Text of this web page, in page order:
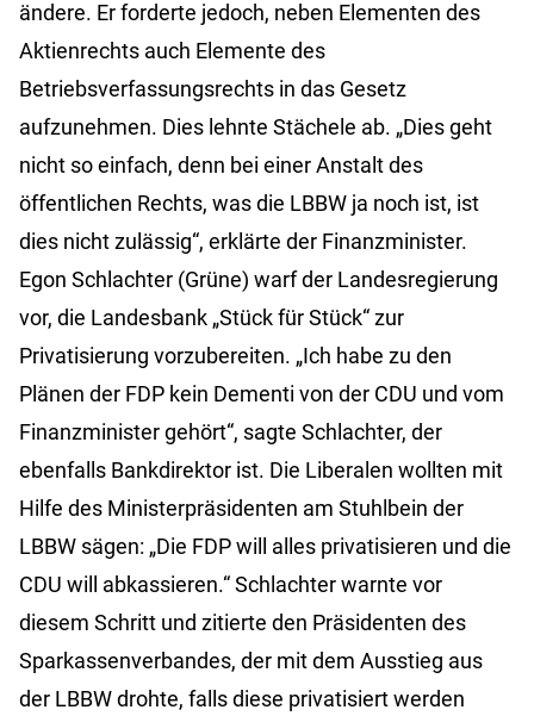
ändere. Er forderte jedoch, neben Elementen des
Aktienrechts auch Elemente des
Betriebsverfassungsrechts in das Gesetz
aufzunehmen. Dies lehnte Stächele ab. „Dies geht
nicht so einfach, denn bei einer Anstalt des
öffentlichen Rechts, was die LBBW ja noch ist, ist
dies nicht zulässig“, erklärte der Finanzminister.
Egon Schlachter (Grüne) warf der Landesregierung
vor, die Landesbank „Stück für Stück“ zur
Privatisierung vorzubereiten. „Ich habe zu den
Plänen der FDP kein Dementi von der CDU und vom
Finanzminister gehört“, sagte Schlachter, der
ebenfalls Bankdirektor ist. Die Liberalen wollten mit
Hilfe des Ministerpräsidenten am Stuhlbein der
LBBW sägen: „Die FDP will alles privatisieren und die
CDU will abkassieren.“ Schlachter warnte vor
diesem Schritt und zitierte den Präsidenten des
Sparkassenverbandes, der mit dem Ausstieg aus
der LBBW drohte, falls diese privatisiert werden